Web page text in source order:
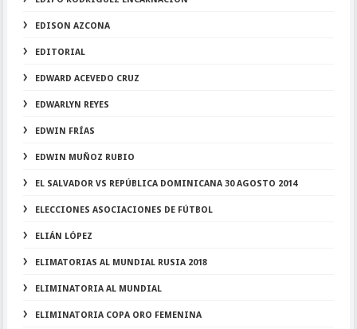
EDISON AZCONA
EDITORIAL
EDWARD ACEVEDO CRUZ
EDWARLYN REYES
EDWIN FRÍAS
EDWIN MUÑOZ RUBIO
EL SALVADOR VS REPÚBLICA DOMINICANA 30 AGOSTO 2014
ELECCIONES ASOCIACIONES DE FÚTBOL
ELIÁN LÓPEZ
ELIMATORIAS AL MUNDIAL RUSIA 2018
ELIMINATORIA AL MUNDIAL
ELIMINATORIA COPA ORO FEMENINA